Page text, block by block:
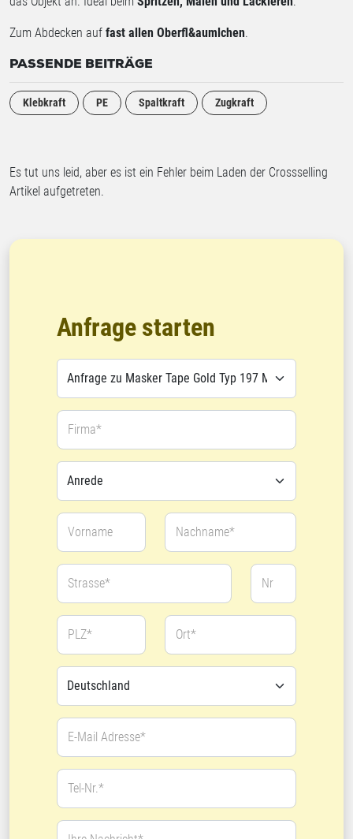
Zum Abdecken auf fast allen Oberfl&aumlchen.
PASSENDE BEITRÄGE
Klebkraft PE Spaltkraft Zugkraft
Es tut uns leid, aber es ist ein Fehler beim Laden der Crossselling
Artikel aufgetreten.
Anfrage starten
Firma*
Vorname Nachname*
Strasse* Nr
PLZ* Ort*
E-Mail Adresse*
Tel-Nr.*